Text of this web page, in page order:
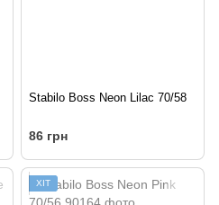
Stabilo Boss Neon Lilac 70/58
86 грн
ХІТ